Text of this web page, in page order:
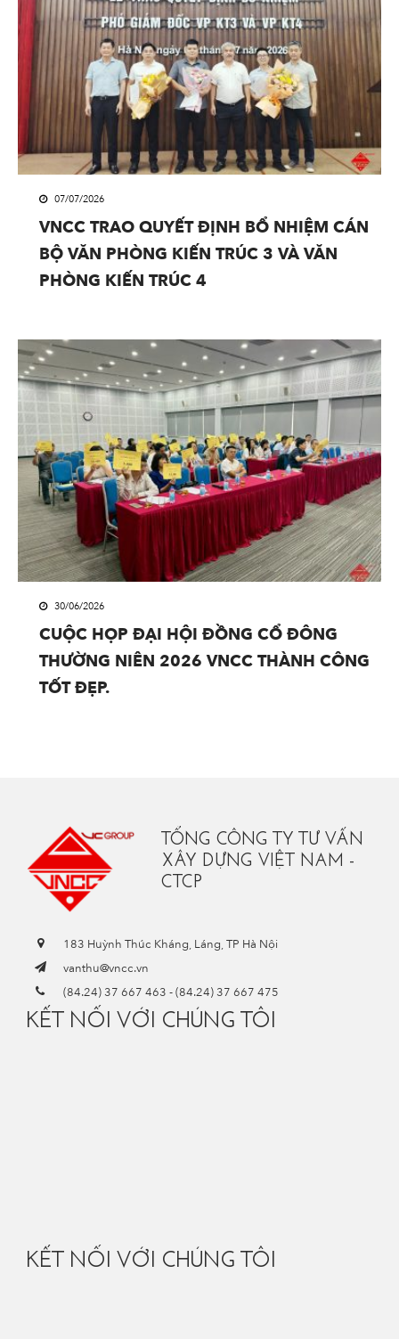
07/07/2026
VNCC TRAO QUYẾT ĐỊNH BỔ NHIỆM CÁN
BỘ VĂN PHÒNG KIẾN TRÚC 3 VÀ VĂN
PHÒNG KIẾN TRÚC 4
30/06/2026
CUỘC HỌP ĐẠI HỘI ĐỒNG CỔ ĐÔNG
THƯỜNG NIÊN 2026 VNCC THÀNH CÔNG
TỐT ĐẸP.
TỔNG CÔNG TY TƯ VẤN
XÂY DỰNG VIỆT NAM -
CTCP
183 Huỳnh Thúc Kháng, Láng, TP Hà Nội
vanthu@vncc.vn
(84.24) 37 667 463 -(84.24) 37 667 475
KẾT NỐI VỚI CHÚNG TÔI
KẾT NỐI VỚI CHÚNG TÔI